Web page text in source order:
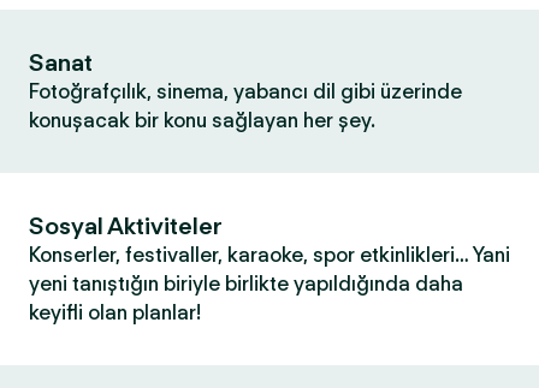
Sanat
Fotoğrafçılık, sinema, yabancı dil gibi üzerinde
konuşacak bir konu sağlayan her şey.
Sosyal Aktiviteler
Konserler, festivaller, karaoke, spor etkinlikleri… Yani
yeni tanıştığın biriyle birlikte yapıldığında daha
keyifli olan planlar!